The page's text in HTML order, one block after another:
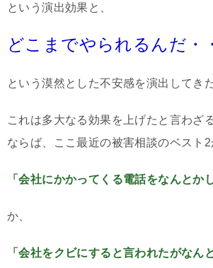
という演出効果と、
どこまでやられるんだ・
という漠然とした不安感を演出してき
これは多大なる効果を上げたと言わざ
ならば、ここ最近の被害相談のベスト2
「会社にかかってくる電話をなんとか
か、
「会社をクビにすると言われたがなん